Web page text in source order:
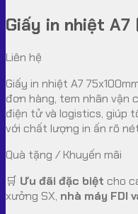
Giấy in nhiệt A7
Liên hệ
Giấy in nhiệt A7
đơn hàng, tem nhãn vận
điện tử và logistics, giúp
với chất lượng in ấn rõ
Quà tặng / Khuyến mãi
🛒 Ưu đãi đặc biệt cho
xưởng SX, nhà máy FDI